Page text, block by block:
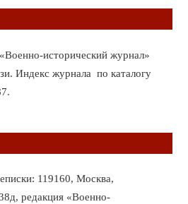
исторический журнал»
Индекс журнала по каталогу
119160, Москва,
редакция «Военно-